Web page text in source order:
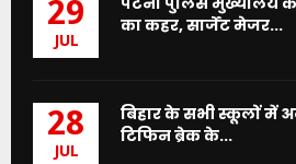
29
JUL
का कहर, सार्जेंट मेजर...
28
JUL
बिहार के सभी स्कूलों में
टिफिन ब्रेक के...